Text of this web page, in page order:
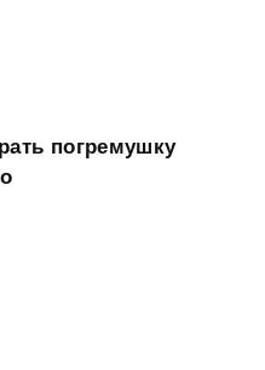
погремушку